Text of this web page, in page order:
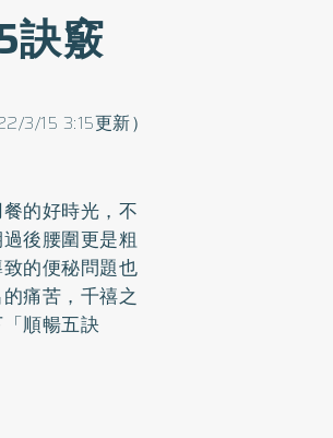
訣竅
3/15 3:15更新）
的好時光，不
後腰圍更是粗
的便秘問題也
痛苦，千禧之
順暢五訣